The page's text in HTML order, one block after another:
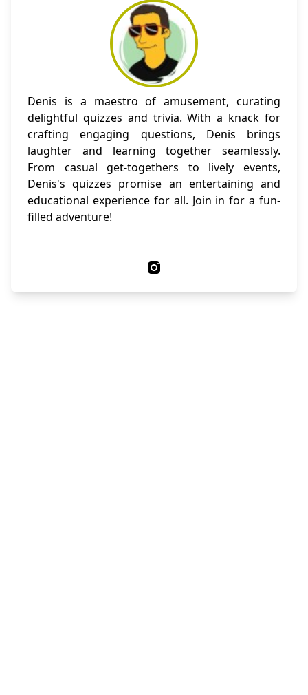
Denis is a maestro of amusement, curating
delightful quizzes and trivia. With a knack for
crafting engaging questions, Denis brings
laughter and learning together seamlessly.
From casual get-togethers to lively events,
Denis's quizzes promise an entertaining and
educational experience for all. Join in for a fun-
filled adventure!